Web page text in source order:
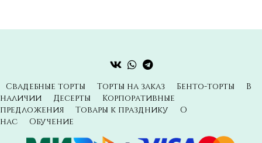
Свадебные торты Торты на заказ Бенто-торты
В
наличии
Десерты
Корпоративные
предложения
Товары к празднику
О
нас
Обучение